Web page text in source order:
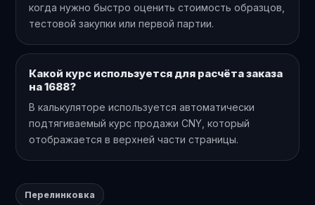
когда нужно быстро оценить стоимость образцов,
тестовой закупки или первой партии.
Какой курс используется для расчёта заказа
на 1688?
В калькуляторе используется автоматически
подтягиваемый курс продажи CNY, который
отображается в верхней части страницы.
Перелинковка